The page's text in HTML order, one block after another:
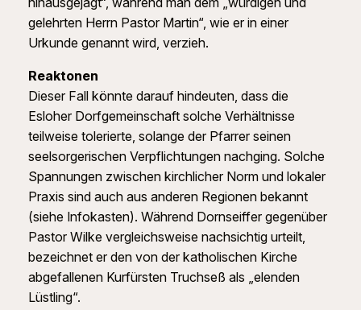
gelehrten Herrn Pastor Martin“, wie er in einer
Urkunde genannt wird, verzieh.
Reaktonen
Dieser Fall könnte darauf hindeuten, dass die
Esloher Dorfgemeinschaft solche Verhältnisse
teilweise tolerierte, solange der Pfarrer seinen
seelsorgerischen Verpflichtungen nachging. Solche
Spannungen zwischen kirchlicher Norm und lokaler
Praxis sind auch aus anderen Regionen bekannt
(siehe Infokasten). Während Dornseiffer gegenüber
Pastor Wilke vergleichsweise nachsichtig urteilt,
bezeichnet er den von der katholischen Kirche
abgefallenen Kurfürsten Truchseß als „elenden
Lüstling“.